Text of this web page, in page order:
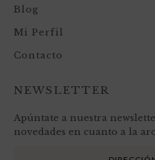
Blog
Mi Perfil
Contacto
NEWSLETTER
Apúntate a nuestra
novedades en cuanto a la